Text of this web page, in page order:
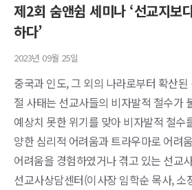
제2회 숨앤쉼 세미나 ‘선교지보
하다’
2023년 09월 25일
중국과 인도, 그 외의 나라로부터 확산
절 사태는 선교사들의 비자발적 철수가
예상치 못한 위기를 맞아 비자발적 철수
양한 심리적 어려움과 트라우마로 어려
어려움을 경험하였거나 겪고 있는 선교
선교사상담센터(이사장 임학순 목사, 소